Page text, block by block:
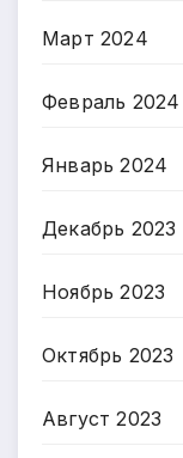
Март 2024
Февраль 2024
Январь 2024
Декабрь 2023
Ноябрь 2023
Октябрь 2023
Август 2023